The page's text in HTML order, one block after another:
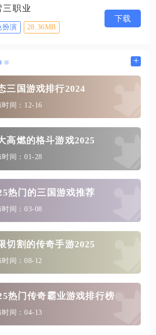
三职业
扮演 28.36MB
下载
+
三国游戏排行2024
时间：12-16
高燃的格斗游戏2025
时间：01-28
热门的三国游戏推荐
时间：03-08
切割的传奇手游2025
时间：08-12
热门传奇霸业游戏排行榜
时间：04-13